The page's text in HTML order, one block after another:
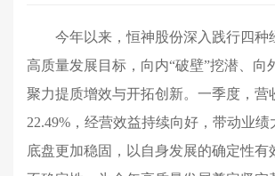
今年以来，恒神股份深入践行四种
高质量发展目标，向内“破壁”挖潜、向
聚力提质增效与开拓创新。一季度，营
22.49%，经营效益持续向好， 带动业绩
底盘更加稳固，以自身发展的确定性有